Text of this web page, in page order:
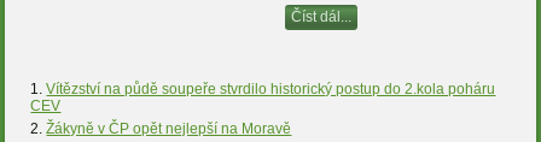
Číst dál...
Vítězství na půdě soupeře stvrdilo historický postup do 2.kola poháru
CEV
Žákyně v ČP opět nejlepší na Moravě